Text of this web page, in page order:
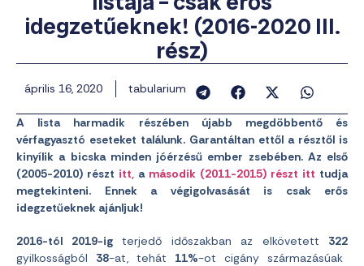
idegzetűeknek! (2016-2020 III.
rész)
április 16, 2020 tabularium
A lista harmadik részében újabb megdöbbentő és
vérfagyasztó eseteket találunk. Garantáltan ettől a résztől is
kinyílik a bicska minden jóérzésű ember zsebében. Az első
(2005-2010) részt itt, a második (2011-2015) részt itt tudja
megtekinteni. Ennek a végigolvasását is csak erős
idegzetűeknek ajánljuk!
2016-tól 2019-igterjedő időszakban az elkövetett 322
gyilkosságból 38-at, tehát 11%-ot cigány származásúak